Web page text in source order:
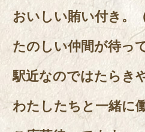
おいしい賄い付き。
たのしい仲間が待っ
駅近なのではたらき
わたしたちと一緒に